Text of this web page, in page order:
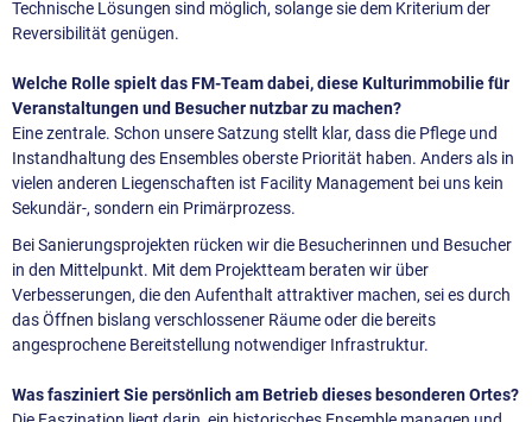
Technische Lösungen sind möglich, solange sie dem Kriterium der
Reversibilität genügen.
Welche Rolle spielt das FM-Team dabei, diese Kulturimmobilie für
Veranstaltungen und Besucher nutzbar zu machen?
Eine zentrale. Schon unsere Satzung stellt klar, dass die Pflege und
Instandhaltung des Ensembles oberste Priorität haben. Anders als in
vielen anderen Liegenschaften ist Facility Management bei uns kein
Sekundär-, sondern ein Primärprozess.
Bei Sanierungsprojekten rücken wir die Besucherinnen und Besucher
in den Mittelpunkt. Mit dem Projektteam beraten wir über
Verbesserungen, die den Aufenthalt attraktiver machen, sei es durch
das Öffnen bislang verschlossener Räume oder die bereits
angesprochene Bereitstellung notwendiger Infrastruktur.
Was fasziniert Sie persönlich am Betrieb dieses besonderen Ortes?